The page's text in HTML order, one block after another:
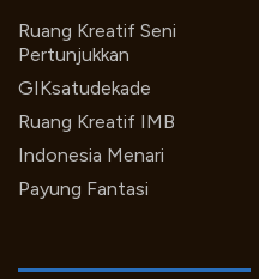
Ruang Kreatif Seni
Pertunjukkan
GIKsatudekade
Ruang Kreatif IMB
Indonesia Menari
Payung Fantasi